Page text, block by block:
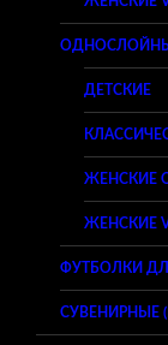
ДЕТСКИЕ
ЖЕНСКИЕ
ЖЕНСКИЕ
ФУТБОЛКИ
СУВЕНИРНЫЕ